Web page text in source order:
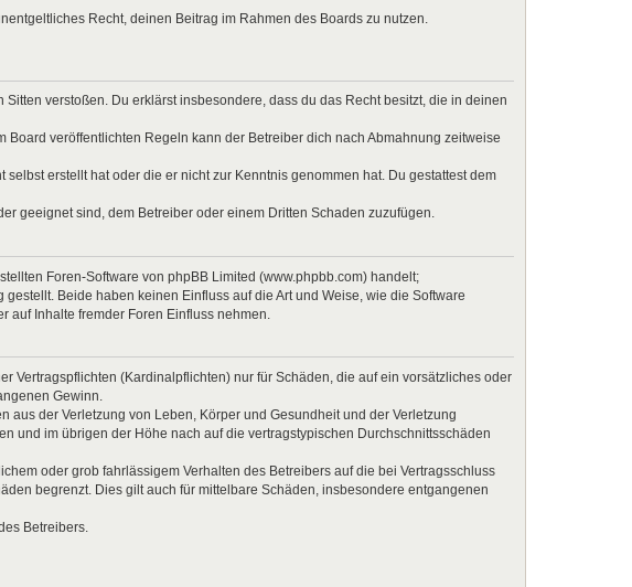
Recht, deinen Beitrag im Rahmen des Boards zu nutzen.
verstoßen. Du erklärst insbesondere, dass du das Recht besitzt, die in deinen
veröffentlichten Regeln kann der Betreiber dich nach Abmahnung zeitweise
erstellt hat oder die er nicht zur Kenntnis genommen hat. Du gestattest dem
geeignet sind, dem Betreiber oder einem Dritten Schaden zuzufügen.
Foren-Software von phpBB Limited (www.phpbb.com) handelt;
Beide haben keinen Einfluss auf die Art und Weise, wie die Software
Inhalte fremder Foren Einfluss nehmen.
Vertragspflichten (Kardinalpflichten) nur für Schäden, die auf ein vorsätzliches oder
Gewinn.
der Verletzung von Leben, Körper und Gesundheit und der Verletzung
und im übrigen der Höhe nach auf die vertragstypischen Durchschnittsschäden
oder grob fahrlässigem Verhalten des Betreibers auf die bei Vertragsschluss
begrenzt. Dies gilt auch für mittelbare Schäden, insbesondere entgangenen
Betreibers.